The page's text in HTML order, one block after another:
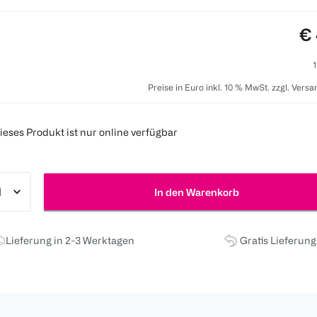
€
Preise in Euro inkl. 10 % MwSt. zzgl.
Produkt ist nur online verfügbar
In den Warenkorb
Lieferung in 2-3 Werktagen Gratis